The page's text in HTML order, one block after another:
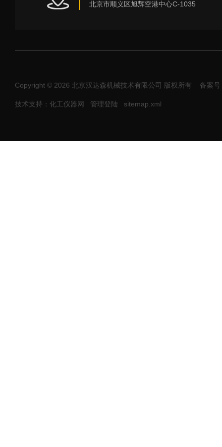
北京市顺义区旭辉空港中心C-1035
Copyright © 2026 北京汉达森机械技术有限公司 版权所有 备案
技术支持：化工仪器网 管理登陆 sitemap.xml